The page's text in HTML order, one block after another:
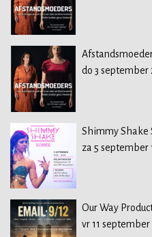
do 3 september
Shimmy Shake
za 5 september
Our Way
vr 11 september